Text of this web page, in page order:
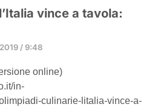
vince a tavola:
9:48
online)
in-
culinarie-litalia-vince-a-